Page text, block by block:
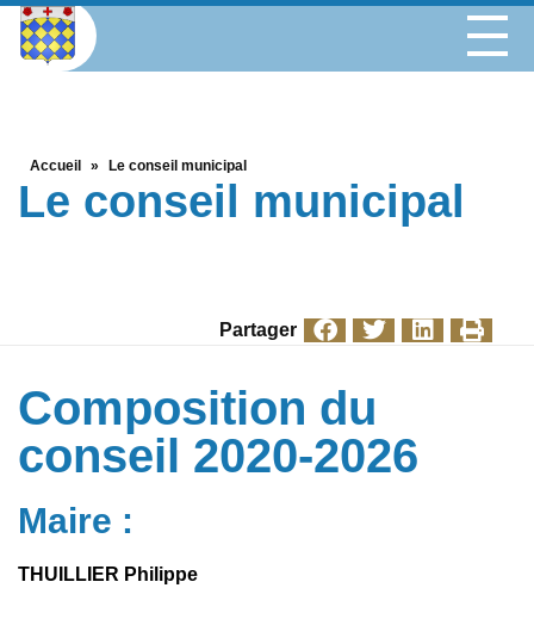
Accueil » Le conseil municipal
Le conseil municipal
Partager
Composition du
conseil 2020-2026
Maire :
THUILLIER Philippe